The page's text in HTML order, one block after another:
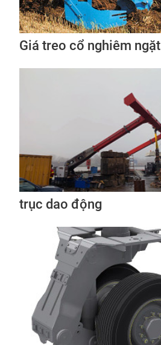
Giá treo cổ nghiêm ngặt
trục dao động